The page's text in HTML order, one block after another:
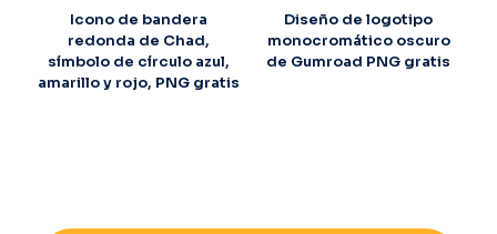
Icono de bandera
redonda de Chad,
símbolo de círculo azul,
amarillo y rojo, PNG gratis
Diseño de logotipo
monocromático oscuro
de Gumroad PNG gratis